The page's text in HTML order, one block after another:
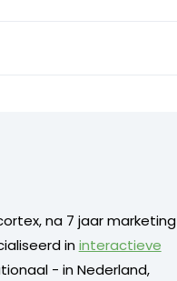
na 7 jaar
ininteractieve
- in Nederland,